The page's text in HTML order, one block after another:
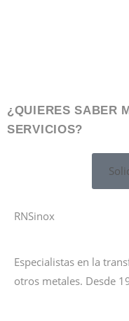
¿QUIERES SABER
SERVICIOS?
RNSinox
Especialistas en la
otros metales. Desde